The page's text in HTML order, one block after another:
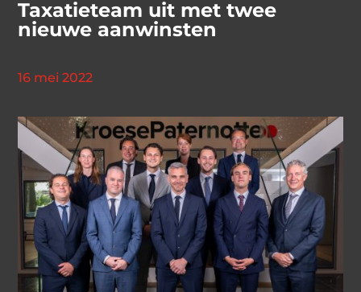
Taxatieteam uit met twee
nieuwe aanwinsten
16 mei 2022